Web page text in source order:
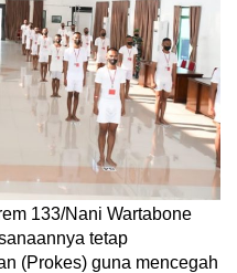
133/Nani Wartabone
tetap
(Prokes) guna mencegah